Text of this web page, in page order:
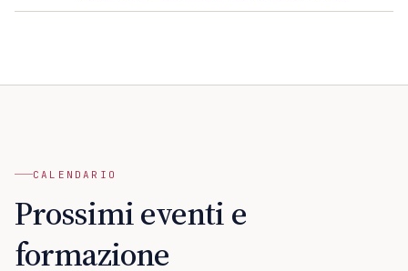
CALENDARIO
Prossimi eventi e
formazione